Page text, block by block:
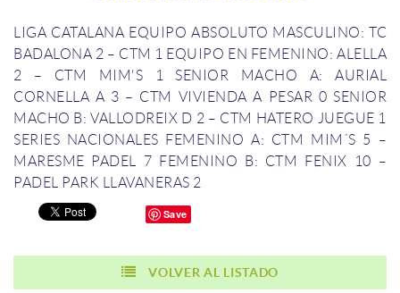
LIGA CATALANA EQUIPO ABSOLUTO MASCULINO: TC
BADALONA 2 – CTM 1 EQUIPO EN FEMENINO: ALELLA
2 – CTM MIM'S 1
SENIOR MACHO A: AURIAL
CORNELLA A 3 – CTM VIVIENDA A PESAR 0 SENIOR
MACHO B: VALLODREIX D 2 – CTM HATERO JUEGUE 1
SERIES NACIONALES FEMENINO A: CTM MIM´S 5 –
MARESME PADEL 7 FEMENINO B: CTM FENIX 10 –
PADEL PARK LLAVANERAS 2
Save
VOLVER AL LISTADO